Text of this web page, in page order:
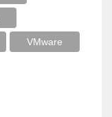
VMware